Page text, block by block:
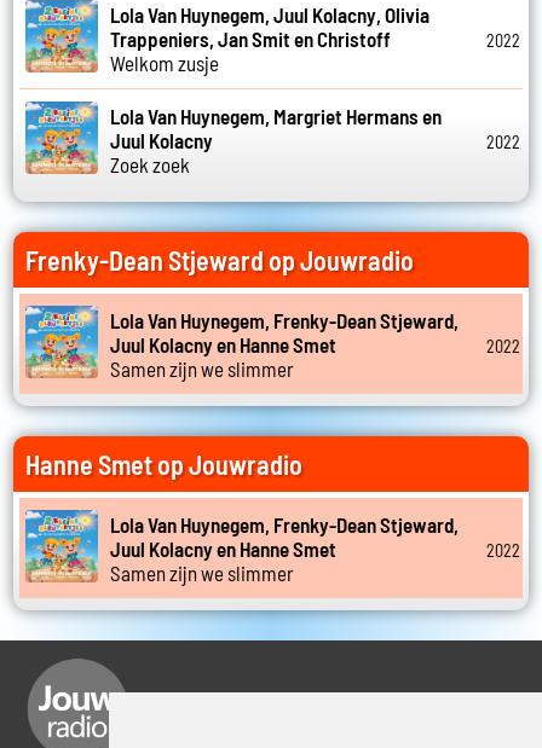
Lola Van Huynegem, Juul Kolacny, Olivia
Trappeniers, Jan Smit en Christoff
Welkom zusje
2022
Lola Van Huynegem, Margriet Hermans en
Juul Kolacny
Zoek zoek
2022
Frenky-Dean Stjeward op Jouwradio
Lola Van Huynegem, Frenky-Dean Stjeward,
Juul Kolacny en Hanne Smet
Samen zijn we slimmer
2022
Hanne Smet op Jouwradio
Lola Van Huynegem, Frenky-Dean Stjeward,
Juul Kolacny en Hanne Smet
Samen zijn we slimmer
2022